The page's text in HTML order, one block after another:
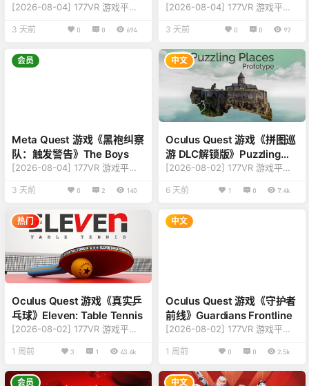
[2026-08-04] 177VR 游戏平台
1.5.0.12010.12010 【更新】：修
说明 【名称】：失败者 【类
型】：动作、格斗、冒险、角色
中…
3 天前 0 0 694
[2026-08-04] 177VR 游戏平台
5.1237.1237 【更新】：修复更新
【名称】：UnLoop VR 【类
型】：射击游戏、益智、动作、
冒险 【平台】：Quest 2、Ques
t Pro、Quest 3、Quest 3S（一
体机版本） 【联机】：单人离线
【大小】：744MB 【刷新】：90
3 天前 0 0 97
会员
Meta Quest 游戏《黑袍纠察
队：触发警告》The Boys
[2026-08-04] 177VR 游戏平台
345.345 【更新】：修复更新内
称】：The Boys 【类型】：射
击、格斗、剧情、动作 【平
台】：Quest 2、Quest Pro、Q
uest 3、Quest 3S（一体机版
本） 【联机】：单人离线 【大
小】：2.7GB 【刷新】：90Hz
3 天前 0 2 140
中文
Oculus Quest 游戏《拼图巡
游 DLC解锁版》Puzzling
Places
[2026-08-02] 177VR 游戏平台
本v2.9.821 【版本】：更新DLC
称】：Puzzling Places 【类
型】：益智、拼图、休闲、趣味
6 天前 1 0 7.4k
热门
Oculus Quest 游戏《真实乒
乓球》Eleven: Table Tennis
[2026-08-02] 177VR 游戏平台
s 版本 【更新】：修复更新内
称】：Eleven: Table Tennis
1 周前 3 1 43.4k
中文
Oculus Quest 游戏《守护者
前线》Guardians Frontline
[2026-08-02] 177VR 游戏平台
版本v1.10.0.23.517 【更新】：
明 【名称】：Guardians Frontli
1 周前 0 0 2.5k
会员 中文